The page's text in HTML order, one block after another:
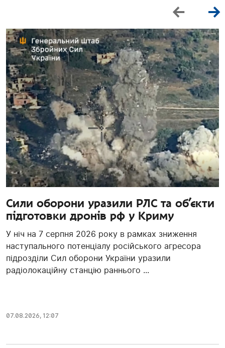
Сили оборони уразили РЛС та об’єкти
підготовки дронів рф у Криму
У ніч на 7 серпня 2026 року в рамках зниження
наступального потенціалу російського агресора
підрозділи Сил оборони України уразили
радіолокаційну станцію раннього ...
07.08.2026, 12:07